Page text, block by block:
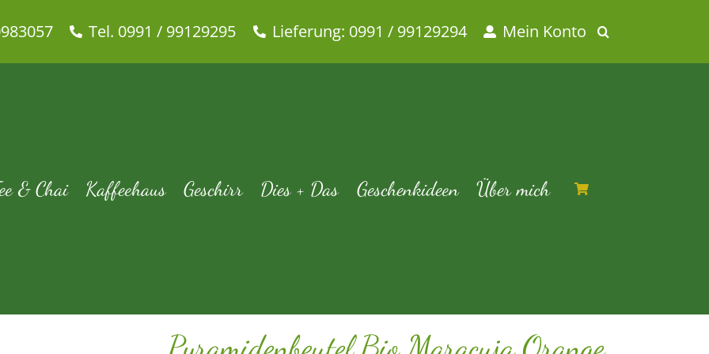
Tel. 0991 / 99129295 Lieferung: 0991 / 99129294 Mein Konto
& Chai Kaffeehaus Geschirr Dies + Das Geschenkideen Über mich